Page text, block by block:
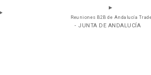
Reuniones B2B de Andalucía Trade
- JUNTA DE ANDALUCÍA